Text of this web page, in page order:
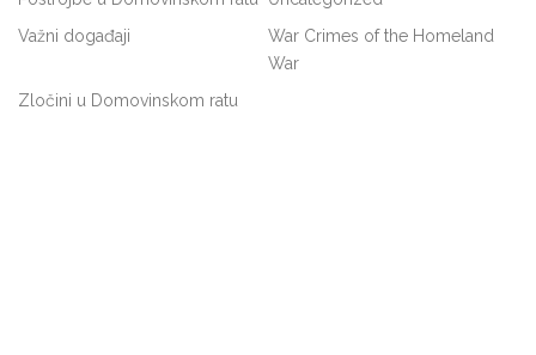
Važni događaji
War Crimes of the Homeland
War
Zločini u Domovinskom ratu